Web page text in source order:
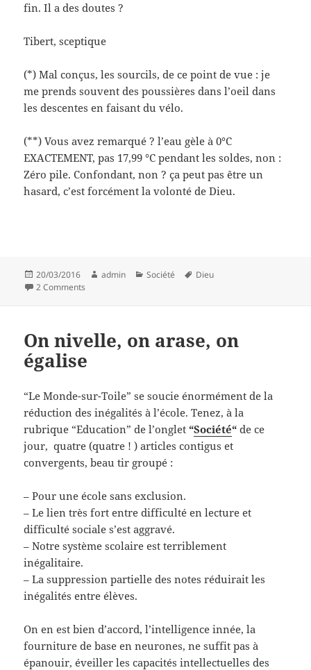
fin. Il a des doutes ?
Tibert, sceptique
(*) Mal conçus, les sourcils, de ce point de vue : je
me prends souvent des poussières dans l’oeil dans
les descentes en faisant du vélo.
(**) Vous avez remarqué ? l’eau gèle à 0°C
EXACTEMENT, pas 17,99 °C pendant les soldes, non :
Zéro pile. Confondant, non ? ça peut pas être un
hasard, c’est forcément la volonté de Dieu.
Posted
on
20/03/2016 Author
admin Categories
Société Tags
Dieu
2 Comments
On nivelle, on arase, on
égalise
“Le Monde-sur-Toile” se soucie énormément de la
réduction des inégalités à l’école. Tenez, à la
rubrique “Education” de l’onglet“Société“ de ce
jour, quatre (quatre ! ) articles contigus et
convergents, beau tir groupé :
– Pour une école sans exclusion.
– Le lien très fort entre difficulté en lecture et
difficulté sociale s’est aggravé.
– Notre système scolaire est terriblement
inégalitaire.
– La suppression partielle des notes réduirait les
inégalités entre élèves.
On en est bien d’accord, l’intelligence innée, la
fourniture de base en neurones, ne suffit pas à
épanouir, éveiller les capacités intellectuelles des